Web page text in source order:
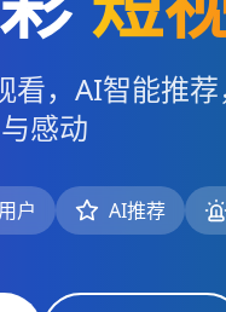
看，AI智能推
与感动
户 AI推荐